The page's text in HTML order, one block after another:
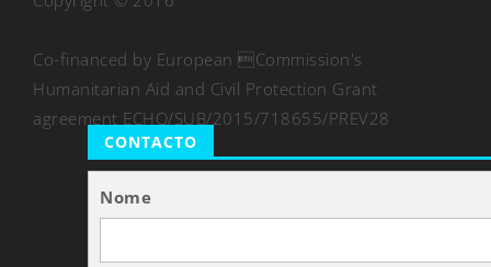
Co-financed by European Commission's
Humanitarian Aid and Civil Protection Grant
agreement ECHO/SUB/2015/718655/PREV28
CONTACTO
Nome